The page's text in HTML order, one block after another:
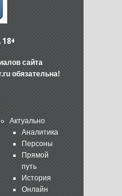
18+
сайта
обязательна!
Актуально
Аналитика
Персоны
Прямой
путь
История
Онлайн